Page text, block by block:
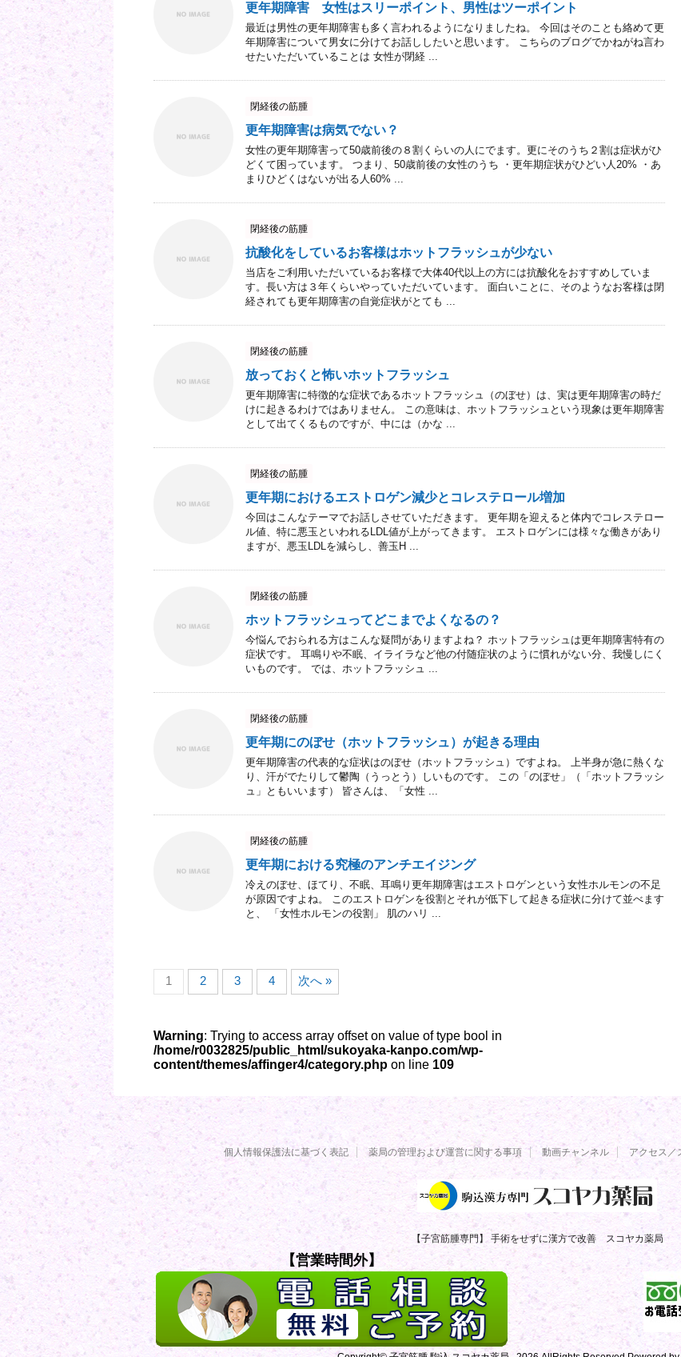
更年期障害 女性はスリーポイント、男性はツーポイント
最近は男性の更年期障害も多く言われるようになりましたね。 今回はそのことも絡めて更
年期障害について男女に分けてお話ししたいと思います。 こちらのブログでかねがね言わ
せたいただいていることは 女性が閉経 ...
閉経後の筋腫
更年期障害は病気でない？
女性の更年期障害って50歳前後の８割くらいの人にでます。更にそのうち２割は症状がひ
どくて困っています。 つまり、50歳前後の女性のうち ・更年期症状がひどい人20% ・あ
まりひどくはないが出る人60% ...
閉経後の筋腫
抗酸化をしているお客様はホットフラッシュが少ない
当店をご利用いただいているお客様で大体40代以上の方には抗酸化をおすすめしていま
す。長い方は３年くらいやっていただいています。 面白いことに、そのようなお客様は閉
経されても更年期障害の自覚症状がとても ...
閉経後の筋腫
放っておくと怖いホットフラッシュ
更年期障害に特徴的な症状であるホットフラッシュ（のぼせ）は、実は更年期障害の時だ
けに起きるわけではありません。 この意味は、ホットフラッシュという現象は更年期障害
として出てくるものですが、中には（かな ...
閉経後の筋腫
更年期におけるエストロゲン減少とコレステロール増加
今回はこんなテーマでお話しさせていただきます。 更年期を迎えると体内でコレステロー
ル値、特に悪玉といわれるLDL値が上がってきます。 エストロゲンには様々な働きがあり
ますが、悪玉LDLを減らし、善玉H ...
閉経後の筋腫
ホットフラッシュってどこまでよくなるの？
今悩んでおられる方はこんな疑問がありますよね？ ホットフラッシュは更年期障害特有の
症状です。 耳鳴りや不眠、イライラなど他の付随症状のように慣れがない分、我慢しにく
いものです。 では、ホットフラッシュ ...
閉経後の筋腫
更年期にのぼせ（ホットフラッシュ）が起きる理由
更年期障害の代表的な症状はのぼせ（ホットフラッシュ）ですよね。 上半身が急に熱くな
り、汗がでたりして鬱陶（うっとう）しいものです。 この「のぼせ」（「ホットフラッシ
ュ」ともいいます） 皆さんは、「女性 ...
閉経後の筋腫
更年期における究極のアンチエイジング
冷えのぼせ、ほてり、不眠、耳鳴り更年期障害はエストロゲンという女性ホルモンの不足
が原因ですよね。 このエストロゲンを役割とそれが低下して起きる症状に分けて並べます
と、 「女性ホルモンの役割」 肌のハリ ...
1 2 3 4 次へ »
Warning: Trying to access array offset on value of type bool in
/home/r0032825/public_html/sukoyaka-kanpo.com/wp-
content/themes/affinger4/category.php on line 109
個人情報保護法に基づく表記 薬局の管理および運営に関する事項 動画チャンネル アクセス／
【子宮筋腫専門】 手術をせずに漢方で改善 スコヤカ薬局
【営業時間外】